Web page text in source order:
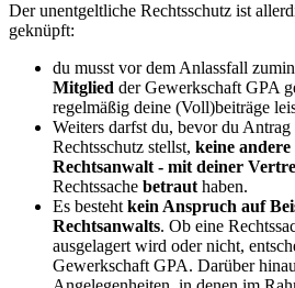
Der unentgeltliche Rechtsschutz ist
geknüpft:
du musst vor dem Anlassfall
Mitglied der Gewerkschaft GPA
regelmäßig deine (Voll)beiträge
Weiters darfst du, bevor du
Rechtsschutz stellst, keine
Rechtsanwalt - mit deiner
Rechtssache betrauthaben.
Es bestehtkein Anspruch auf
Rechtsanwalts. Ob eine
ausgelagert wird oder nicht,
Gewerkschaft GPA. Darüber